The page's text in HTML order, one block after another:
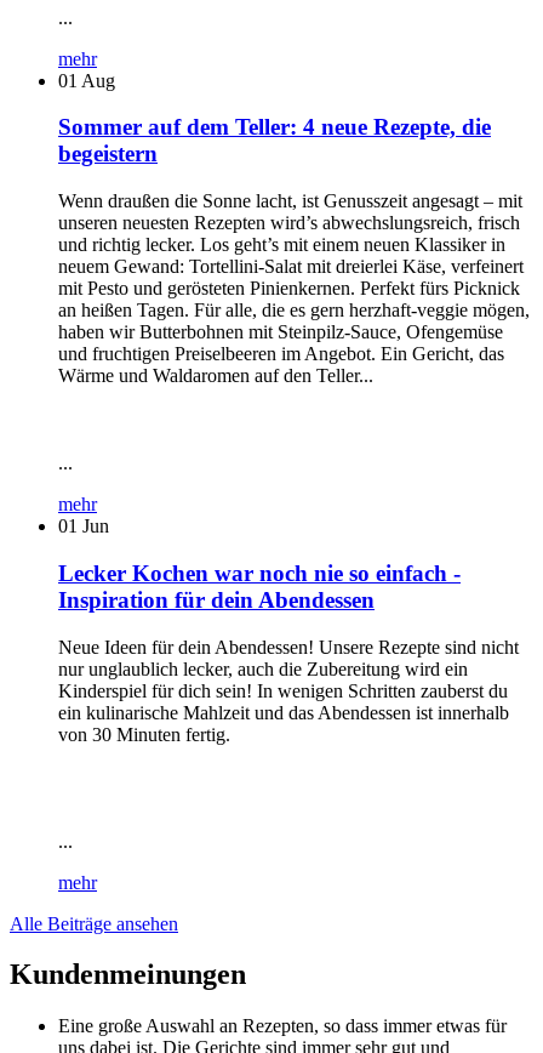
...
mehr
01 Aug
Sommer auf dem Teller: 4 neue Rezepte, die
begeistern
Wenn draußen die Sonne lacht, ist Genusszeit angesagt – mit
unseren neuesten Rezepten wird’s abwechslungsreich, frisch
und richtig lecker. Los geht’s mit einem neuen Klassiker in
neuem Gewand: Tortellini-Salat mit dreierlei Käse, verfeinert
mit Pesto und gerösteten Pinienkernen. Perfekt fürs Picknick
an heißen Tagen. Für alle, die es gern herzhaft-veggie mögen,
haben wir Butterbohnen mit Steinpilz-Sauce, Ofengemüse
und fruchtigen Preiselbeeren im Angebot. Ein Gericht, das
Wärme und Waldaromen auf den Teller...
...
mehr
01 Jun
Lecker Kochen war noch nie so einfach -
Inspiration für dein Abendessen
Neue Ideen für dein Abendessen! Unsere Rezepte sind nicht
nur unglaublich lecker, auch die Zubereitung wird ein
Kinderspiel für dich sein! In wenigen Schritten zauberst du
ein kulinarische Mahlzeit und das Abendessen ist innerhalb
von 30 Minuten fertig.
...
mehr
Alle Beiträge ansehen
Kundenmeinungen
Eine große Auswahl an Rezepten, so dass immer etwas für
uns dabei ist. Die Gerichte sind immer sehr gut und